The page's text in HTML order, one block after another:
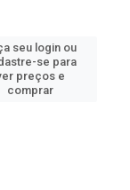
seu login ou
se para
preços e
comprar